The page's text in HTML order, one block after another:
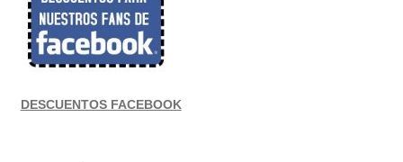
DESCUENTOS FACEBOOK